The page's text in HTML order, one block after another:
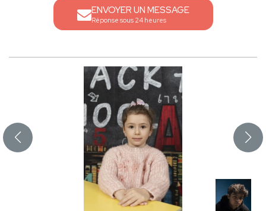
ENVOYER UN MESSAGE
Réponse sous 24 heures